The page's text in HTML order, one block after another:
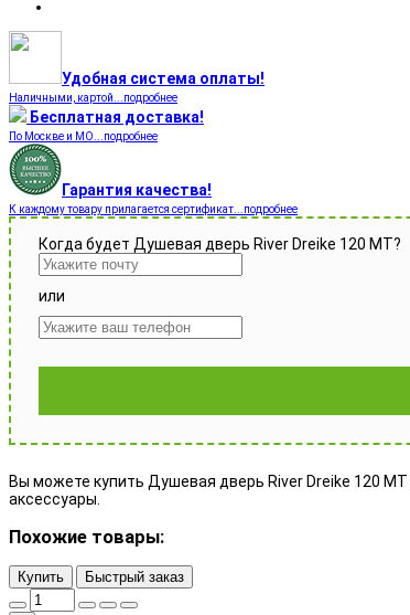
Удобная система оплаты!
Наличными, картой...подробнее
Бесплатная доставка!
По Москве и МО...подробнее
Гарантия качества!
К каждому товару прилагается сертификат...подробнее
Когда будет Душевая дверь River Dreike 120 МТ?
или
Вы можете купить Душевая дверь River Dreike 120
аксессуары.
Похожие товары:
Купить Быстрый заказ